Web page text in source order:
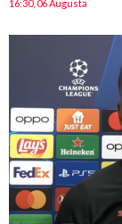
16:30, 06 Augusta